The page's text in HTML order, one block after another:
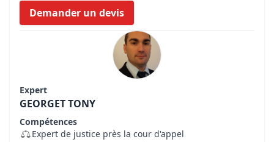
Demander un devis
Expert
GEORGET TONY
Compétences
Expert de justice près la cour d'appel